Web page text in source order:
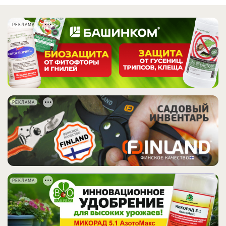
РЕКЛАМА
РЕКЛАМА
РЕКЛАМА